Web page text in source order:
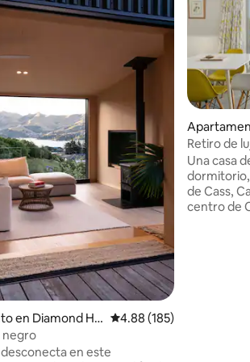
de 5, 666 reseñas
en Diamond Ha
Calificación promedio:
4.88 (185)
negro
desconecta en este
Retiro de
Una casa
dormitorio,
de Cass,
centro de